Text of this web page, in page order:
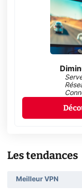
Les tendances
Meilleur VPN